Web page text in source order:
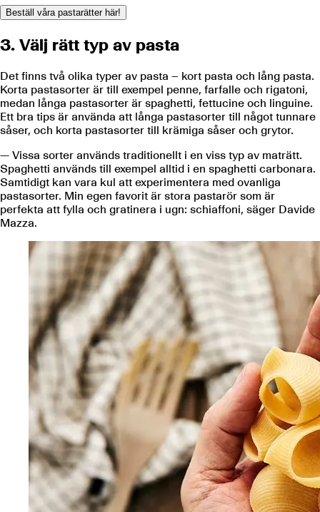
Beställ våra pastarätter här!
3. Välj rätt typ av pasta
Det finns två olika typer av pasta – kort pasta och lång pasta.
Korta pastasorter är till exempel penne, farfalle och rigatoni,
medan långa pastasorter är spaghetti, fettucine och linguine.
Ett bra tips är använda att långa pastasorter till något tunnare
såser, och korta pastasorter till krämiga såser och grytor.
— Vissa sorter används traditionellt i en viss typ av maträtt.
Spaghetti används till exempel alltid i en spaghetti carbonara.
Samtidigt kan vara kul att experimentera med ovanliga
pastasorter. Min egen favorit är stora pastarör som är
perfekta att fylla och gratinera i ugn: schiaffoni, säger Davide
Mazza.